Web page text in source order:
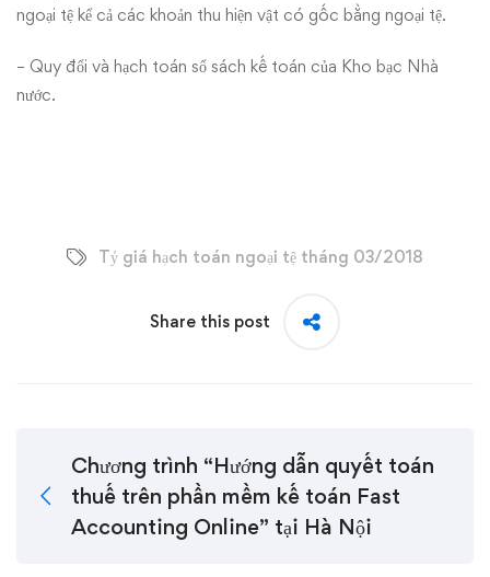
ngoại tệ kể cả các khoản thu hiện vật có gốc bằng ngoại tệ.
– Quy đổi và hạch toán sổ sách kế toán của Kho bạc Nhà
nước.
Tỷ giá hạch toán ngoại tệ tháng 03/2018
Share this post
Chương trình “Hướng dẫn quyết toán
thuế trên phần mềm kế toán Fast
Accounting Online” tại Hà Nội